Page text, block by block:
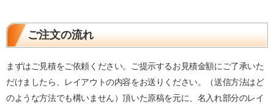
ご注文の流れ
まずはご見積をご依頼ください。ご提示するお見積金額にご了承いた
だけましたら、レイアウトの内容をお送りください。（送信方法はど
のような方法でも構いません）頂いた原稿を元に、名入れ部分のレイ